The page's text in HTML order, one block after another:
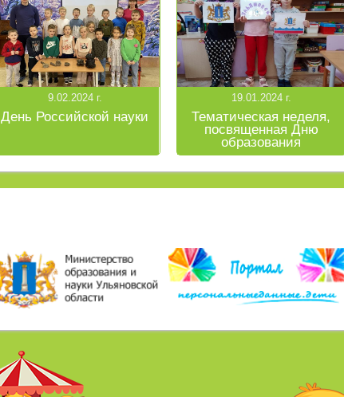
9.02.2024 г.
День Российской науки
19.01.2024 г.
Тематическая неделя,
посвященная Дню
образования
Ульяновской области